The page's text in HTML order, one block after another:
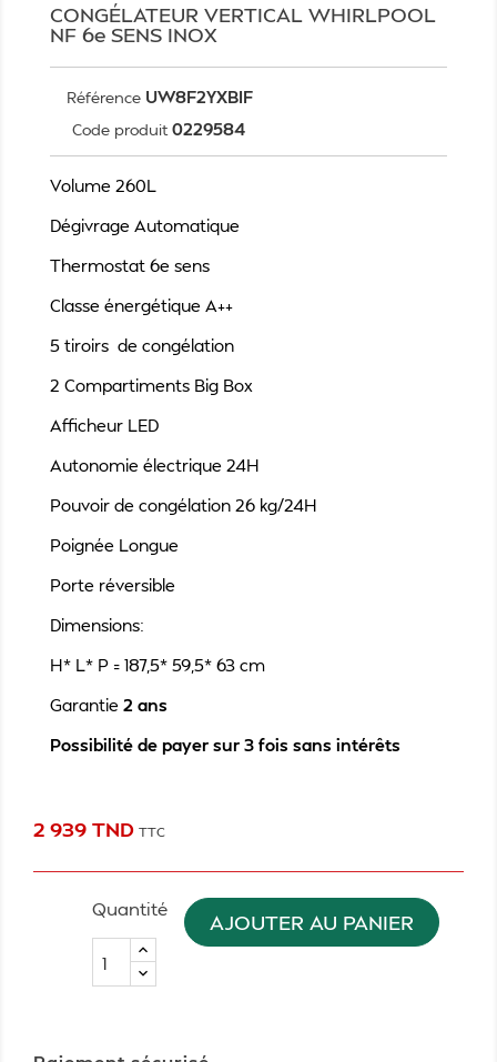
CONGÉLATEUR VERTICAL WHIRLPOOL
NF 6e SENS INOX
Référence UW8F2YXBIF
Code produit 0229584
Volume 260L
Dégivrage Automatique
Thermostat 6e sens
Classe énergétique A++
5 tiroirs de congélation
2 Compartiments Big Box
Afficheur LED
Autonomie électrique 24H
Pouvoir de congélation 26 kg/24H
Poignée Longue
Porte réversible
Dimensions:
H* L* P = 187,5* 59,5* 63 cm
Garantie 2 ans
Possibilité de payer sur 3 fois sans intérêts
2 939 TND TTC
Quantité
AJOUTER AU PANIER